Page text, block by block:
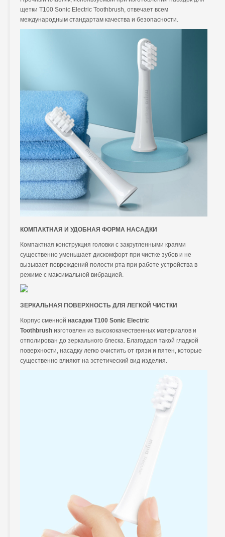
щетки T100 Sonic Electric Toothbrush, отвечает всем
международным стандартам качества и безопасности.
КОМПАКТНАЯ И УДОБНАЯ ФОРМА НАСАДКИ
Компактная конструкция головки с закругленными краями
существенно уменьшает дискомфорт при чистке зубов и не
вызывает повреждений полости рта при работе устройства в
режиме с максимальной вибрацией.
ЗЕРКАЛЬНАЯ ПОВЕРХНОСТЬ ДЛЯ ЛЕГКОЙ ЧИСТКИ
Корпус сменной насадки T100 Sonic Electric
Toothbrush изготовлен из высококачественных материалов и
отполирован до зеркального блеска. Благодаря такой гладкой
поверхности, насадку легко очистить от грязи и пятен, которые
существенно влияют на эстетический вид изделия.